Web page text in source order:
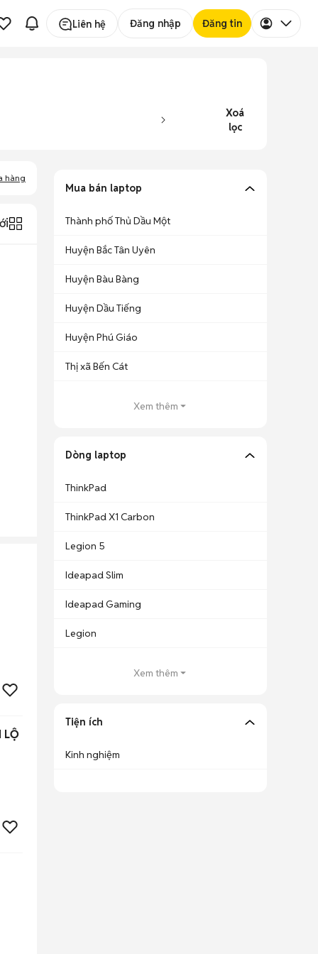
Liên hệ Đăng nhập Đăng tin
Xoá
lọc
hàng
LỘ
Mua bán laptop
Thành phố Thủ Dầu Một
Huyện Bắc Tân Uyên
Huyện Bàu Bàng
Huyện Dầu Tiếng
Huyện Phú Giáo
Thị xã Bến Cát
Xem thêm
Dòng laptop
ThinkPad
ThinkPad X1 Carbon
Legion 5
Ideapad Slim
Ideapad Gaming
Legion
Xem thêm
Tiện ích
Kinh nghiệm